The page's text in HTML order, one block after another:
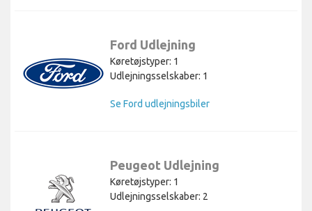
Ford Udlejning
Køretøjstyper: 1
Udlejningsselskaber: 1
Se Ford udlejningsbiler
Peugeot Udlejning
Køretøjstyper: 1
Udlejningsselskaber: 2